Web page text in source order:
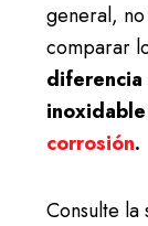
general,
comparar
corrosión.
Consulte